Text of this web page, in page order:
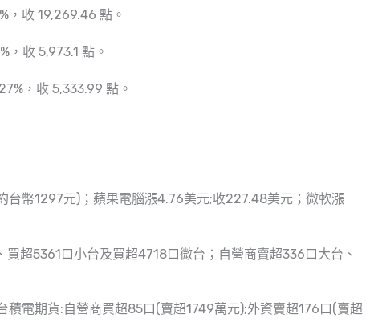
，收 19,269.46 點。
收 5,973.1 點。
，收 5,333.99 點。
台幣1297元)；蘋果電腦漲4.76美元;收227.48美元；微軟漲
超5361口小台及買超4718口微台；自營商賣超336口大台、
電期貨:自營商買超85口(賣超1749萬元);外資賣超176口(賣超